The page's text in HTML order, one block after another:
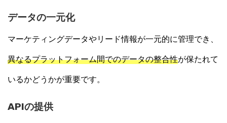
データの一元化
マーケティングデータやリード情報が一元的に管理でき、
異なるプラットフォーム間でのデータの整合性が保たれて
いるかどうかが重要です。
APIの提供